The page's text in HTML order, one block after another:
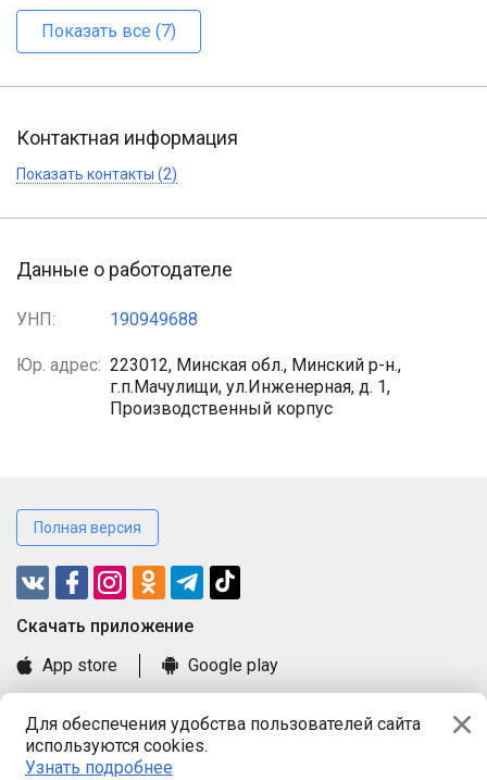
Для обеспечения удобства пользователей сайта
используются cookies.
Узнать подробнее
Показать все (7)
Контактная информация
Показать контакты (2)
Данные о работодателе
УНП: 190949688
Юр. адрес: 223012, Минская обл., Минский р-н.,
г.п.Мачулищи, ул.Инженерная, д. 1,
Производственный корпус
Полная версия
Cкачать приложение
App store
Google play
Книга замечаний и предложений
Правила и документы